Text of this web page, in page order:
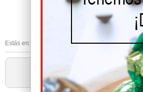
PRODUCTOS
Estás en: Nuestros Sin Azúcar/